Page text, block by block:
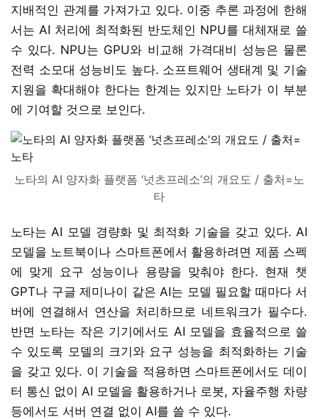
지배적인 관계를 가져가고 있다. 이중 추론 과정에 한해
서는 AI 처리에 최적화된 반도체인 NPU를 대체재로 쓸
수 있다. NPU는 GPU와 비교해 가격대비 성능은 물론
전력 소모대 성능비도 높다. 소프트웨어 생태계 및 기술
지원을 확대해야 한다는 한계는 있지만 노타가 이 부분
에 기여할 것으로 보인다.
노타의 AI 양자화 플랫폼 ‘넛츠프레소’의 개요도 / 출처=노
타
노타는 AI 모델 경량화 및 최적화 기술을 갖고 있다. AI
모델을 노트북이나 스마트폰에서 활용하려면 제품 스펙
에 맞게 요구 성능이나 용량을 맞춰야 한다. 현재 챗
GPT나 구글 제미나이 같은 AI는 모델 필요할 때마다 서
버에 연결해서 연산을 처리하므로 네트워크가 필수다.
반면 노타는 작은 기기에서도 AI 모델을 효율적으로 쓸
수 있도록 모델의 크기와 요구 성능을 최적화하는 기술
을 갖고 있다. 이 기술을 적용하면 스마트폰에서도 데이
터 통신 없이 AI 모델을 활용하거나 로봇, 자율주행 차량
등에서도 서버 연결 없이 AI를 쓸 수 있다.